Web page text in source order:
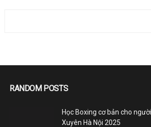
RANDOM POSTS
Học Boxing cơ bản cho
Xuyên Hà Nội 2025